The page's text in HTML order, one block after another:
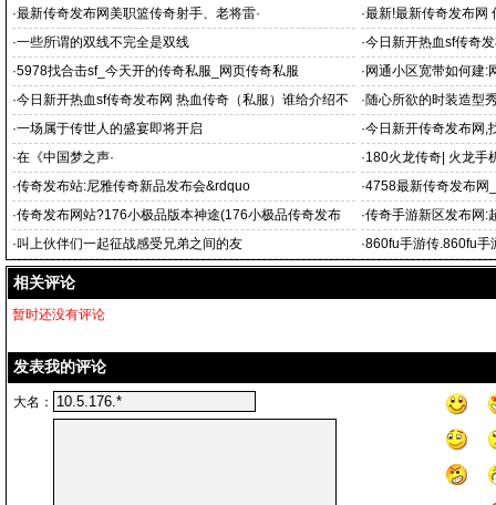
爱好进行
·最新传奇发布网美职篮传奇射手、老将雷· ·最新!最新传奇发布网
息
·一些所谓的双线不完全是双线 ·今日新开热血sf传奇
好的
·5978找合击sf_今天开的传奇私服_网页传奇私服 · 网通小区宽带如何建:
·今日新开热血sf传奇发布网 热血传奇（私服）谁给介绍不
变态的原版
·随心所欲的时装造型
·一场属于传世人的盛宴即将开启 ·今日新开传奇发布网,
搜服www
·在《中国梦之声· ·180火龙传奇| 火龙手
·传奇发布站:尼雅传奇新品发布会&rdquo ·4758最新传奇发布网
奇发
·传奇发布网站?176小极品版本神途(176小极品传奇发布
网)
·传奇手游新区发布网:
·叫上伙伴们一起征战感受兄弟之间的友 ·860fu手游传.860fu手
手
相关评论
暂时还没有评论
发表我的评论
大名：